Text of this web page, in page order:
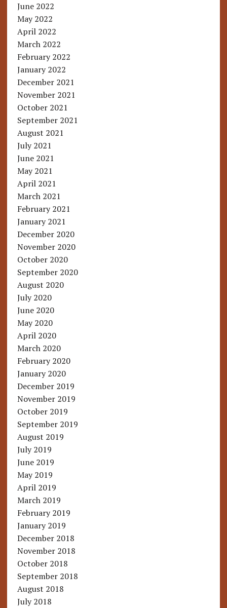
June 2022
May 2022
April 2022
March 2022
February 2022
January 2022
December 2021
November 2021
October 2021
September 2021
August 2021
July 2021
June 2021
May 2021
April 2021
March 2021
February 2021
January 2021
December 2020
November 2020
October 2020
September 2020
August 2020
July 2020
June 2020
May 2020
April 2020
March 2020
February 2020
January 2020
December 2019
November 2019
October 2019
September 2019
August 2019
July 2019
June 2019
May 2019
April 2019
March 2019
February 2019
January 2019
December 2018
November 2018
October 2018
September 2018
August 2018
July 2018